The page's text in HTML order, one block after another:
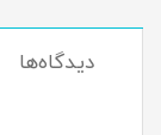
دیدگاه‌ها